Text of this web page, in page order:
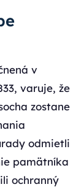
v
varuje, že
zostane
odmietli
pamätníka
ochranný